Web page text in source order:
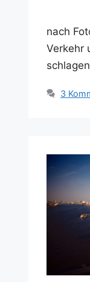
nach
Ver­kehr
3